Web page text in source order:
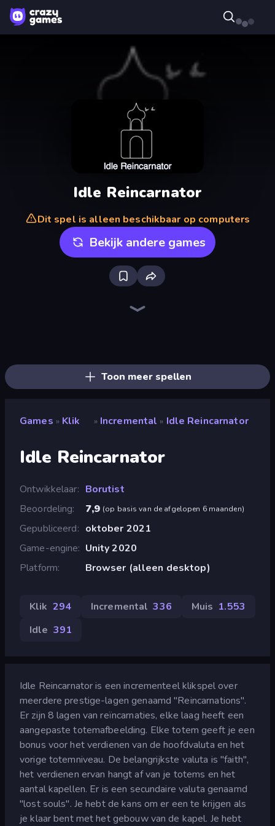
Idle Reincarnator
Dit spel is alleen beschikbaar op computers
Bekijk andere games
Toon meer spellen
Games » Klik » Incremental » Idle Reincarnator
Idle Reincarnator
Ontwikkelaar
Borutist
Beoordeling
7,9 (op basis van de afgelopen 6 maanden)
Gepubliceerd
oktober 2021
Game-engine
Unity 2020
Platform
Browser (alleen desktop)
Klik 294 Incremental 336 Muis 1.553
Idle 391
Idle Reincarnator is een incrementeel klikspel over
meerdere prestige-lagen genaamd "Reincarnations".
Er zijn 8 lagen van reïncarnaties, elke laag heeft een
aangepaste totemafbeelding. Elke totem geeft je een
bonus voor het verdienen van de hoofdvaluta en het
vorige totemniveau. De belangrijkste valuta is "faith",
het verdienen ervan hangt af van je totems en het
aantal kapellen. Er is een secundaire valuta genaamd
"lost souls". Je hebt de kans om er een te krijgen als
je klaar bent met het gebouw van de kapel. Je hebt